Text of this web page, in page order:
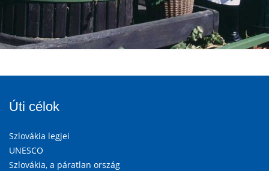
Úti célok
Szlovákia legjei
UNESCO
Szlovákia, a páratlan ország